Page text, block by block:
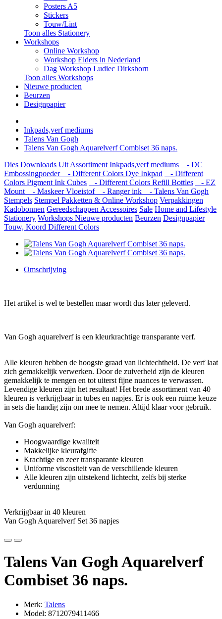
Posters A5
Stickers
Touw/Lint
Toon alles Stationery
Workshops
Online Workshop
Workshop Elders in Nederland
Dag Workshop Ludiec Dirkshorn
Toon alles Workshops
Nieuwe producten
Beurzen
Designpapier
Inkpads,verf mediums
Talens Van Gogh
Talens Van Gogh Aquarelverf Combiset 36 naps.
Dies Downloads Uit Assortiment Inkpads,verf mediums
- DC
Embossingpoeder
- Different Colors Dye Inkpad
- Different
Colors Pigment Ink Cubes
- Different Colors Refill Bottles
- EZ
Mount
- Maskeer Vloeistof - Ranger ink
- Talens Van Gogh
Stempels Stempel Pakketten & Online Workshop Verpakkingen
Kadobonnen Gereedschappen Accessoires Sale Home and Lifestyle
Stationery Workshops Nieuwe producten Beurzen Designpapier
Touw, Koord Different Colors
Omschrijving
Het artikel is wel te bestellen maar wordt dus later geleverd.
Van Gogh aquarelverf is een kleurkrachtige transparante verf.
Alle kleuren hebben de hoogste graad van lichtechtheid. De verf laat
zich gemakkelijk verwerken. Door de zuiverheid zijn de kleuren
gemakkelijk te mengen en tot uiterst fijne nuances te verwassen.
Levendige kleuren zijn het resultaat! Het brede assortiment van 40
kleuren is verkrijgbaar in tubes en napjes. Er is ook een ruime keuze
in sets die handig zijn om mee te nemen. Altijd klaar voor gebruik.
Van Gogh aquarelverf:
Hoogwaardige kwaliteit
Makkelijke kleurafgifte
Krachtige en zeer transparante kleuren
Uniforme viscositeit van de verschillende kleuren
Alle kleuren zijn uitstekend lichtecht, zelfs bij sterke
verdunning
Verkrijgbaar in 40 kleuren
Van Gogh Aquarelverf Set 36 napjes
Talens Van Gogh Aquarelverf
Combiset 36 naps.
Merk: Talens
Model: 8712079411466